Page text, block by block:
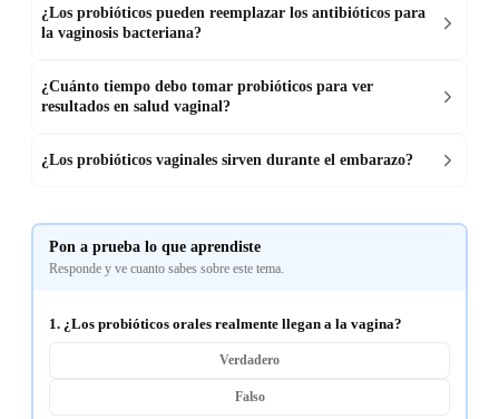
¿Los probióticos pueden reemplazar los antibióticos para
la vaginosis bacteriana?
¿Cuánto tiempo debo tomar probióticos para ver
resultados en salud vaginal?
¿Los probióticos vaginales sirven durante el embarazo?
Pon a prueba lo que aprendiste
Responde y ve cuanto sabes sobre este tema.
1. ¿Los probióticos orales realmente llegan a la vagina?
Verdadero
Falso